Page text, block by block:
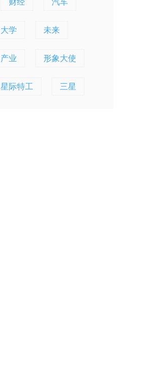
财经 汽车
大学 未来
产业 形象大使
星际特工 三星